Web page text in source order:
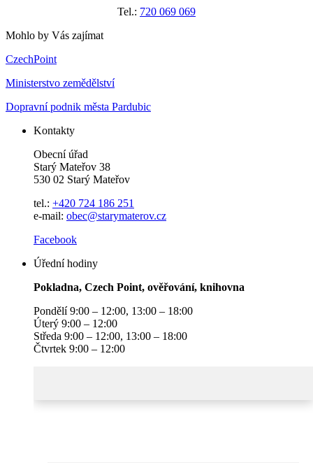
Tel.: 720 069 069
Mohlo by Vás zajímat
CzechPoint
Ministerstvo zemědělství
Dopravní podnik města Pardubic
Kontakty
Obecní úřad
Starý Mateřov 38
530 02 Starý Mateřov
tel.: +420 724 186 251
e-mail: obec@starymaterov.cz
Facebook
Úřední hodiny
Pokladna, Czech Point, ověřování, knihovna
Pondělí 9:00 – 12:00, 13:00 – 18:00
Úterý 9:00 – 12:00
Středa 9:00 – 12:00, 13:00 – 18:00
Čtvrtek 9:00 – 12:00